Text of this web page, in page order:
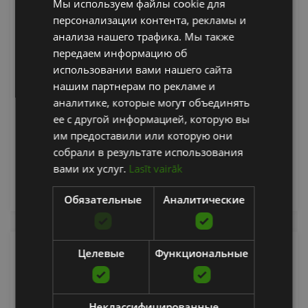
FG, THERAFACE PRO - WHITE
THERABODY
399.00€
Мы используем файлы cookie для
персонализации контента, рекламы и
анализа нашего трафика. Мы также
передаем информацию об
использовании вами нашего сайта
нашим партнерам по рекламе и
аналитике, которые могут объединять
ее с другой информацией, которую вы
им предоставили или которую они
собрали в результате использования
вами их услуг. Lasīt vairāk
Обязательные Аналитические
Целевые Функциональные